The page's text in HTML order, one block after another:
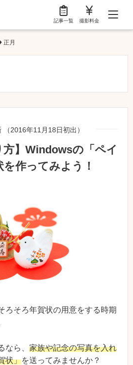
記事一覧 撮影料金
正月
2016年11月18日初出）
方】Windowsの「ペイ
作ってみよう！
ろそろ年賀状の用意をする時期
なら、 家族や記念の写真を入れ
状」を送ってみませんか？